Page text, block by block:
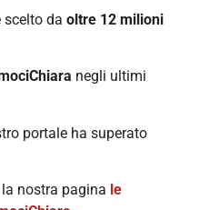
scelto da oltre 12 milioni
negli ultimi
portale ha superato
nostra pagina le